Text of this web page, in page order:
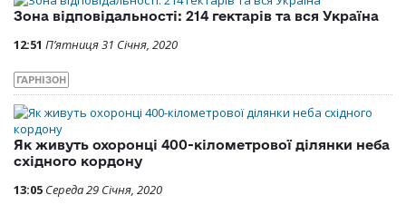
Зона відповідальності: 214 гектарів та вся Україна
12:51 П’ятниця 31 Січня, 2020
ГАРНІЗОН
Як живуть охоронці 400-кілометрової ділянки неба
східного кордону
13:05 Середа 29 Січня, 2020